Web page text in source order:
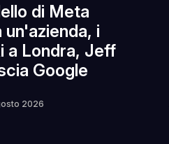
di Meta
un'azienda, i
a Londra, Jeff
Google
2026